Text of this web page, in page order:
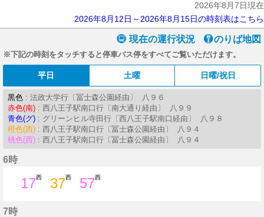
2026年8月7日現在
2026年8月12日～2026年8月15日の時刻表はこちら
現在の運行状況 のりば地図
※下記の時刻をタッチすると停車バス停をすべてご覧いただけます。
平日 土曜 日曜/祝日
黒色 : 法政大学行〔冨士森公園経由〕 八９６
赤色(南) : 西八王子駅南口行〔南大通り経由〕 八９９
青色(グ) : グリーンヒル寺田行〔西八王子駅南口経由〕 八９８
橙色(西) : 西八王子駅南口行〔冨士森公園経由〕 八９４
桃色(西) : 西八王子駅南口行〔冨士森公園経由〕 八９４
6時
17西
37西
57西
7時